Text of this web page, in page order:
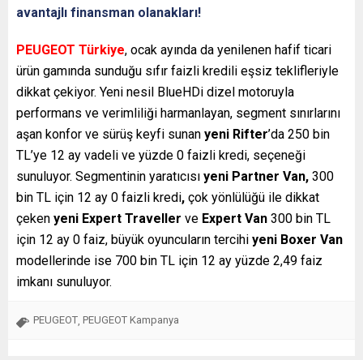
avantajlı finansman olanakları!
PEUGEOT Türkiye, ocak ayında da yenilenen hafif ticari
ürün gamında sunduğu sıfır faizli kredili eşsiz teklifleriyle
dikkat çekiyor. Yeni nesil BlueHDi dizel motoruyla
performans ve verimliliği harmanlayan, segment sınırlarını
aşan konfor ve sürüş keyfi sunan yeni Rifter’da 250 bin
TL’ye 12 ay vadeli ve yüzde 0 faizli kredi, seçeneği
sunuluyor. Segmentinin yaratıcısı yeni Partner Van, 300
bin TL için 12 ay 0 faizli kredi, çok yönlülüğü ile dikkat
çeken yeni Expert Traveller ve Expert Van 300 bin TL
için 12 ay 0 faiz, büyük oyuncuların tercihi yeni Boxer Van
modellerinde ise 700 bin TL için 12 ay yüzde 2,49 faiz
imkanı sunuluyor.
PEUGEOT PEUGEOT Kampanya